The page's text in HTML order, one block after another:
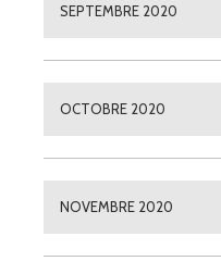
SEPTEMBRE 2020
OCTOBRE 2020
NOVEMBRE 2020